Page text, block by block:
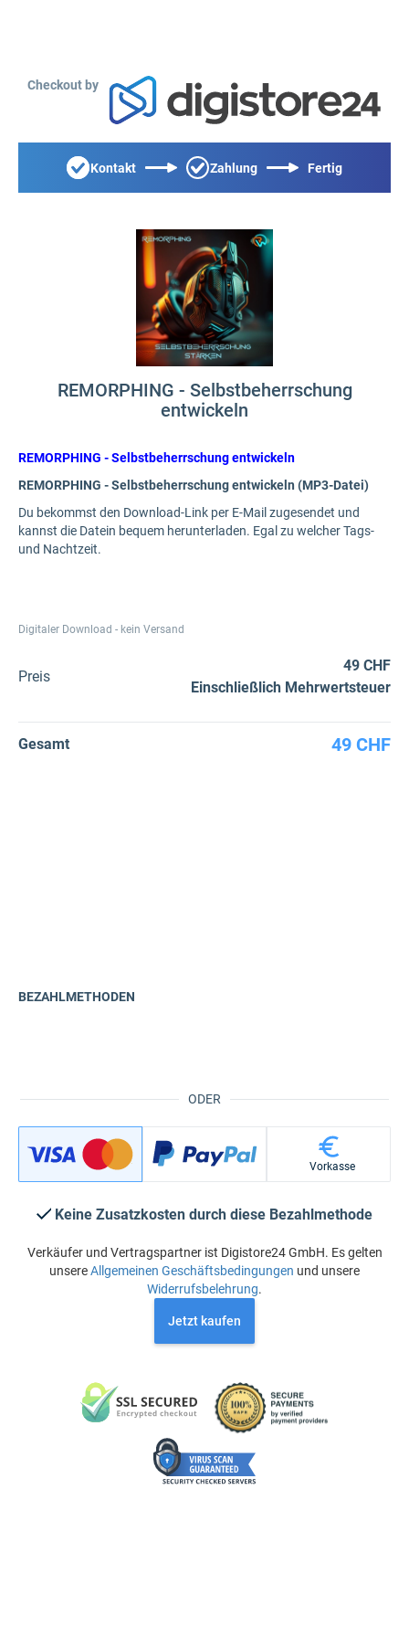
Checkout by
Kontakt Zahlung Fertig
REMORPHING - Selbstbeherrschung
entwickeln
REMORPHING - Selbstbeherrschung entwickeln
REMORPHING - Selbstbeherrschung entwickeln (MP3-Datei)
Du bekommst den Download-Link per E-Mail zugesendet und
kannst die Datein bequem herunterladen. Egal zu welcher Tags-
und Nachtzeit.
Digitaler Download - kein Versand
Preis
49 CHF
Einschließlich Mehrwertsteuer
Gesamt 49 CHF
ODER
BEZAHLMETHODEN
Vorkasse
Keine Zusatzkosten durch diese Bezahlmethode
Verkäufer und Vertragspartner ist Digistore24 GmbH. Es gelten
unsereAllgemeinen Geschäftsbedingungen und unsere
Widerrufsbelehrung.
Jetzt kaufen